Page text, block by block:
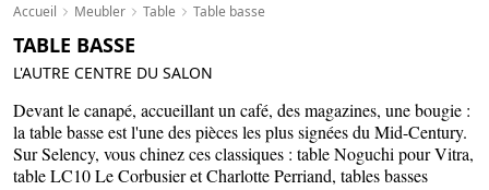
Accueil Meubler Table Table basse
TABLE BASSE
L'AUTRE CENTRE DU SALON
Devant le canapé, accueillant un café, des magazines, une bougie :
la table basse est l'une des pièces les plus signées du Mid-Century.
Sur Selency, vous chinez ces classiques : table Noguchi pour Vitra,
table LC10 Le Corbusier et Charlotte Perriand, tables basses